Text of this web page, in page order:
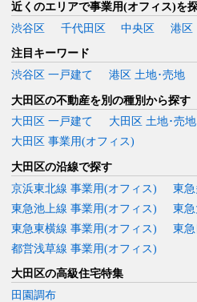
近くのエリアで事業用(オフィス)を
渋谷区
千代田区 中央区 港区
注目キーワード
渋谷区 一戸建て
港区 土地･売地
大田区の不動産を別の種別から探す
大田区 一戸建て
大田区 土地･売地
大田区 事業用(オフィス)
大田区の沿線で探す
京浜東北線 事業用(オフィス)
東
東急池上線 事業用(オフィス)
東
東急東横線 事業用(オフィス)
東
都営浅草線 事業用(オフィス)
大田区の高級住宅特集
田園調布